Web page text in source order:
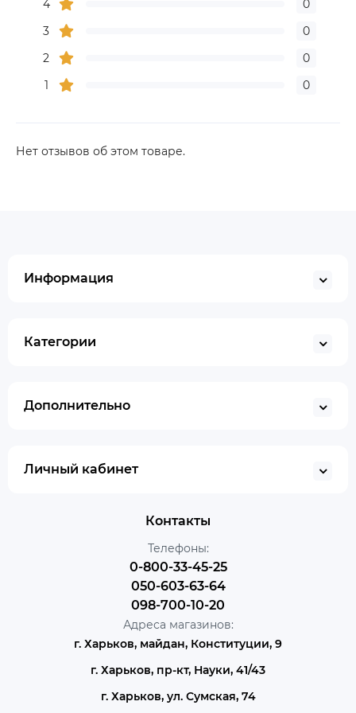
4
0
3
0
2
0
1
0
Нет отзывов об этом товаре.
Информация
Категории
Дополнительно
Личный кабинет
Контакты
Телефоны:
0-800-33-45-25
050-603-63-64
098-700-10-20
Адреса магазинов:
г. Харьков, майдан, Конституции, 9
г. Харьков, пр-кт, Науки, 41/43
г. Харьков, ул. Сумская, 74